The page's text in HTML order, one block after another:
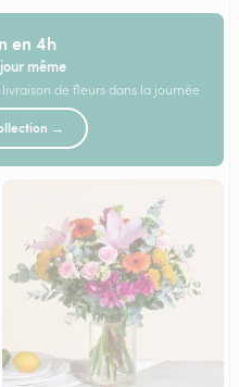
en 4h
même
de fleurs dans la journée
→